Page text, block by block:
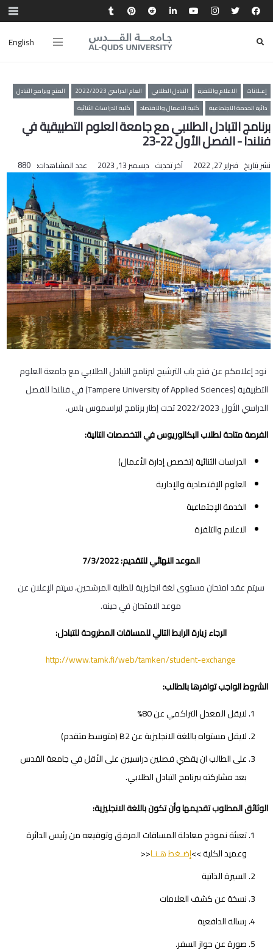
English
إعـلانات الاعلام والتلفزة التبادل الطلابي العام الدراسي 2022/2023
المنح وبرامج التبادل
دائرة الخدمة الاجتماعية
كلية الاعمال والاقتصاد كلية الدراسات الثنائية
برنامج التبادل الطلابي مع جامعة العلوم التطبيقية في
فنلندا ‎‎- الفصل الأول 22-23
نشر بتاريخ فبراير 27, 2022 آخر تحديث ديسمبر 13, 2023 عدد المشاهدات: 880
نود إعلامكم عن فتح باب الترشيح لبرنامج التبادل الطلابي مع جامعة العلوم
التطبيقية (Tampere University of Applied Sciences) في فنلندا للفصل
الدراسي الأول 2022/2023 تحت إطار برنامج ايراسموس بلس.
الفرصة متاحة لطلاب البكالوريوس في التخصصات التالية:
الدراسات الثنائية (تخصص إدارة الأعمال)
العلوم الإقتصادية والإدارية
الخدمة الإجتماعية
الاعلام والتلفزة
الموعد النهائي للتقديم: 7/3/2022
سيتم عقد امتحان مستوى لغة انجليزية للطلبة المرشحين، سيتم الإعلان عن
موعد الامتحان في حينه.
الرجاء زيارة الرابط التالي للمساقات المطروحة للتبادل:
http://www.tamk.fi/web/tamken/student-exchange
الشروط الواجب توافرها بالطالب:
لايقل المعدل التراكمي عن 80%
لايقل مستواه باللغة الانجليزية عن B2 (متوسط متقدم)
على الطالب ان يقضي فصلين دراسيين على الأقل في جامعة القدس
بعد مشاركته ببرنامج التبادل الطلابي.
الوثائق المطلوب تقديمها وأن تكون باللغة الانجليزية:
تعبئة نموذج معادلة المساقات المرفق وتوقيعه من رئيس الدائرة
وعميد الكلية >>إضـغط هـنـا<<
السيرة الذاتية
نسخة عن كشف العلامات
رسالة الدافعية
صورة عن جواز السفر.